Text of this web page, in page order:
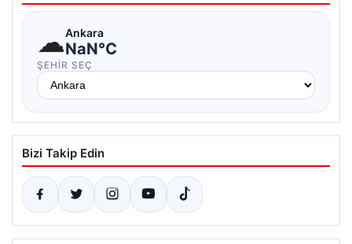
☁Ankara
NaN°C
ŞEHIR SEÇ
Bizi Takip Edin